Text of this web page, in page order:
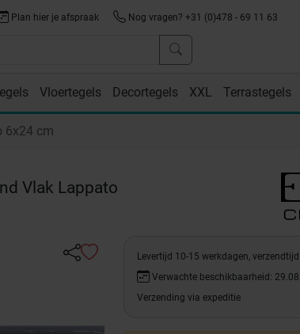
Plan hier je afspraak Nog vragen? +31 (0)478 - 69 11 63
Vloertegels Decortegels XXL Terrastegels
6x24 cm
Vlak Lappato
Levertijd 10-15 werkdagen,
Verwachte beschikbaarheid:
Verzending via expeditie